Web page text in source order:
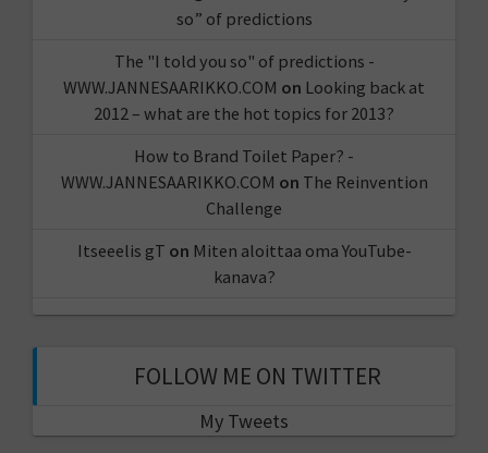
so” of predictions
The "I told you so" of predictions -
WWW.JANNESAARIKKO.COM on Looking back at
2012 – what are the hot topics for 2013?
How to Brand Toilet Paper? -
WWW.JANNESAARIKKO.COM on The Reinvention
Challenge
Itseeelis gT on Miten aloittaa oma YouTube-
kanava?
FOLLOW ME ON TWITTER
My Tweets